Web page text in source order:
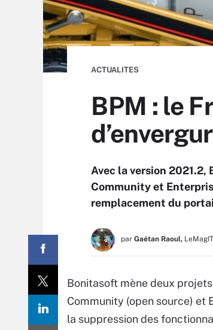
ACTUALITES
BPM : le
Avec la version
Community et
remplacement du
par Gaétan Raoul, LeMagIT
Bonitasoft mène deux
Community (open source) et
la suppression des